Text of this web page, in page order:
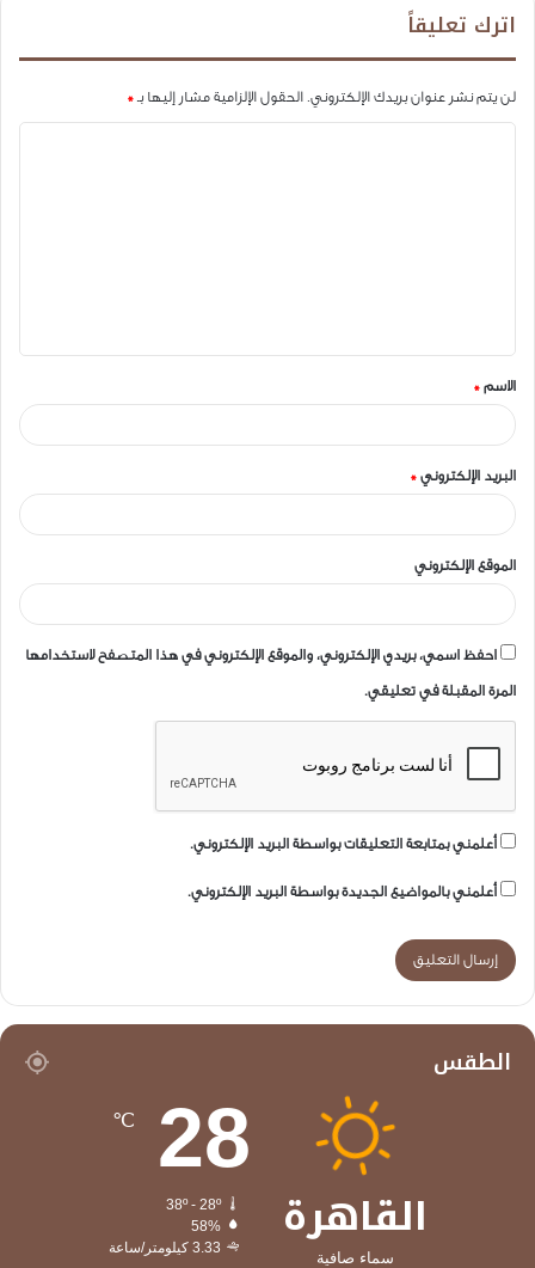
اترك تعليقاً
لن يتم نشر عنوان بريدك الإلكتروني. الحقول الإلزامية مشار إليها بـ*
ق
*
الاسم *
البريد الإلكتروني *
الموقع الإلكتروني
احفظ اسمي، بريدي الإلكتروني، والموقع الإلكتروني في هذا المتصفح لاستخدامها
المرة المقبلة في تعليقي.
أعلمني بمتابعة التعليقات بواسطة البريد الإلكتروني.
أعلمني بالمواضيع الجديدة بواسطة البريد الإلكتروني.
الطقس
القاهرة
سماء صافية
28
℃
38º - 28º
58%
3.33 كيلومتر/ساعة